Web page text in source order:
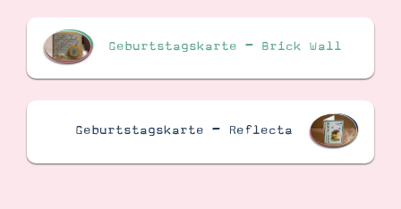
Geburtstagskarte – Brick Wall
Geburtstagskarte – Reflecta